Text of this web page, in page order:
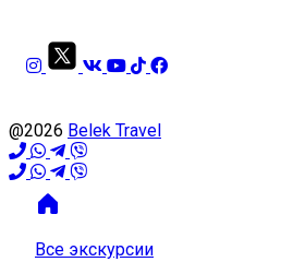
@2026 Belek Travel
Все экскурсии